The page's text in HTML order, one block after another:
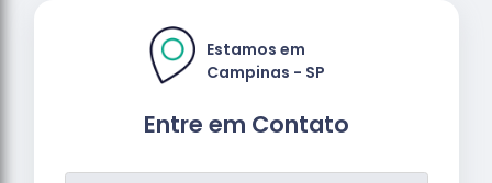
Entre em Contato
Estamos em
Campinas - SP